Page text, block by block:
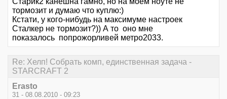
тормозит и думаю что куплю:)
Кстати, у кого-нибудь на максимуме настроек
Сталкер не тормозит?)) А то оно мне
показалось попрожорливей метро2033.
Re: Хелп! Собрать комп, единственная задача -
STARCRAFT 2
Erasto
31 - 08.08.2010 - 09:23